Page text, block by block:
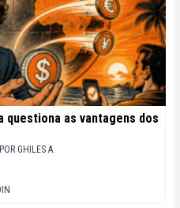
questiona as vantagens dos
POR GHILES A.